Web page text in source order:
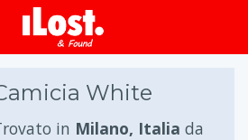
principale
White
in Milano, Italia da